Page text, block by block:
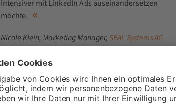
intensiver mit LinkedIn Ads auseinandersetzen
möchte.
Nicole Klein, Marketing Manager, SEAL Systems AG
Trainer:
Inhalt: